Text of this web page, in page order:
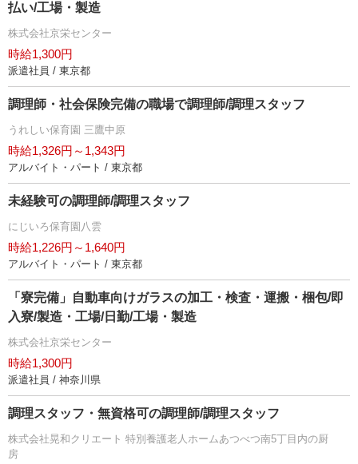
払い/工場・製造
株式会社京栄センター
時給1,300円
派遣社員 / 東京都
調理師・社会保険完備の職場で調理師/調理スタッフ
うれしい保育園 三鷹中原
時給1,326円～1,343円
アルバイト・パート / 東京都
未経験可の調理師/調理スタッフ
にじいろ保育園八雲
時給1,226円～1,640円
アルバイト・パート / 東京都
「寮完備」自動車向けガラスの加工・検査・運搬・梱包/即
入寮/製造・工場/日勤/工場・製造
株式会社京栄センター
時給1,300円
派遣社員 / 神奈川県
調理スタッフ・無資格可の調理師/調理スタッフ
株式会社晃和クリエート 特別養護老人ホームあつべつ南5丁目内の厨
房